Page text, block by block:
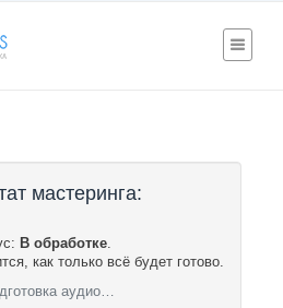
мастеринга:
В обработке.
как только всё будет готово.
аудио…